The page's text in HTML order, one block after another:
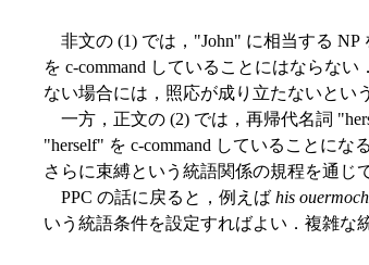
非文の (1) では，"John" に相当する NP
を c-command していることにはならな
ない場合には，照応が成り立たないとい
一方，正文の (2) では，再帰代名詞
"herself" を c-command していることにな
さらに束縛という統語関係の規程を通じ
PPC の話に戻ると，例えば his
いう統語条件を設定すればよい．複雑な